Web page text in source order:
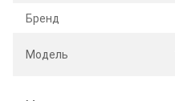
Бренд
Модель